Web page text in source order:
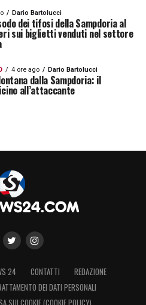
Dario Bartolucci
dei tifosi della Sampdoria al
sui biglietti venduti nel settore
4 ore ago Dario Bartolucci
dalla Sampdoria: il
all’attaccante
24 CONTATTI
REDAZIONE
DEI DATI PERSONALI